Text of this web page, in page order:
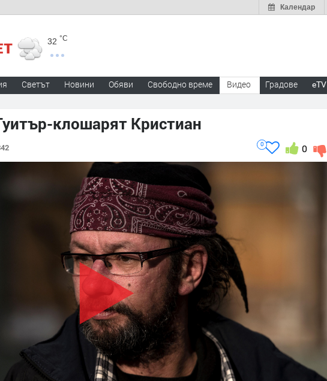
Календар
32 °C
Светът Новини Обяви Свободно време Видео Градове eTV
клошарят Кристиан
0
0